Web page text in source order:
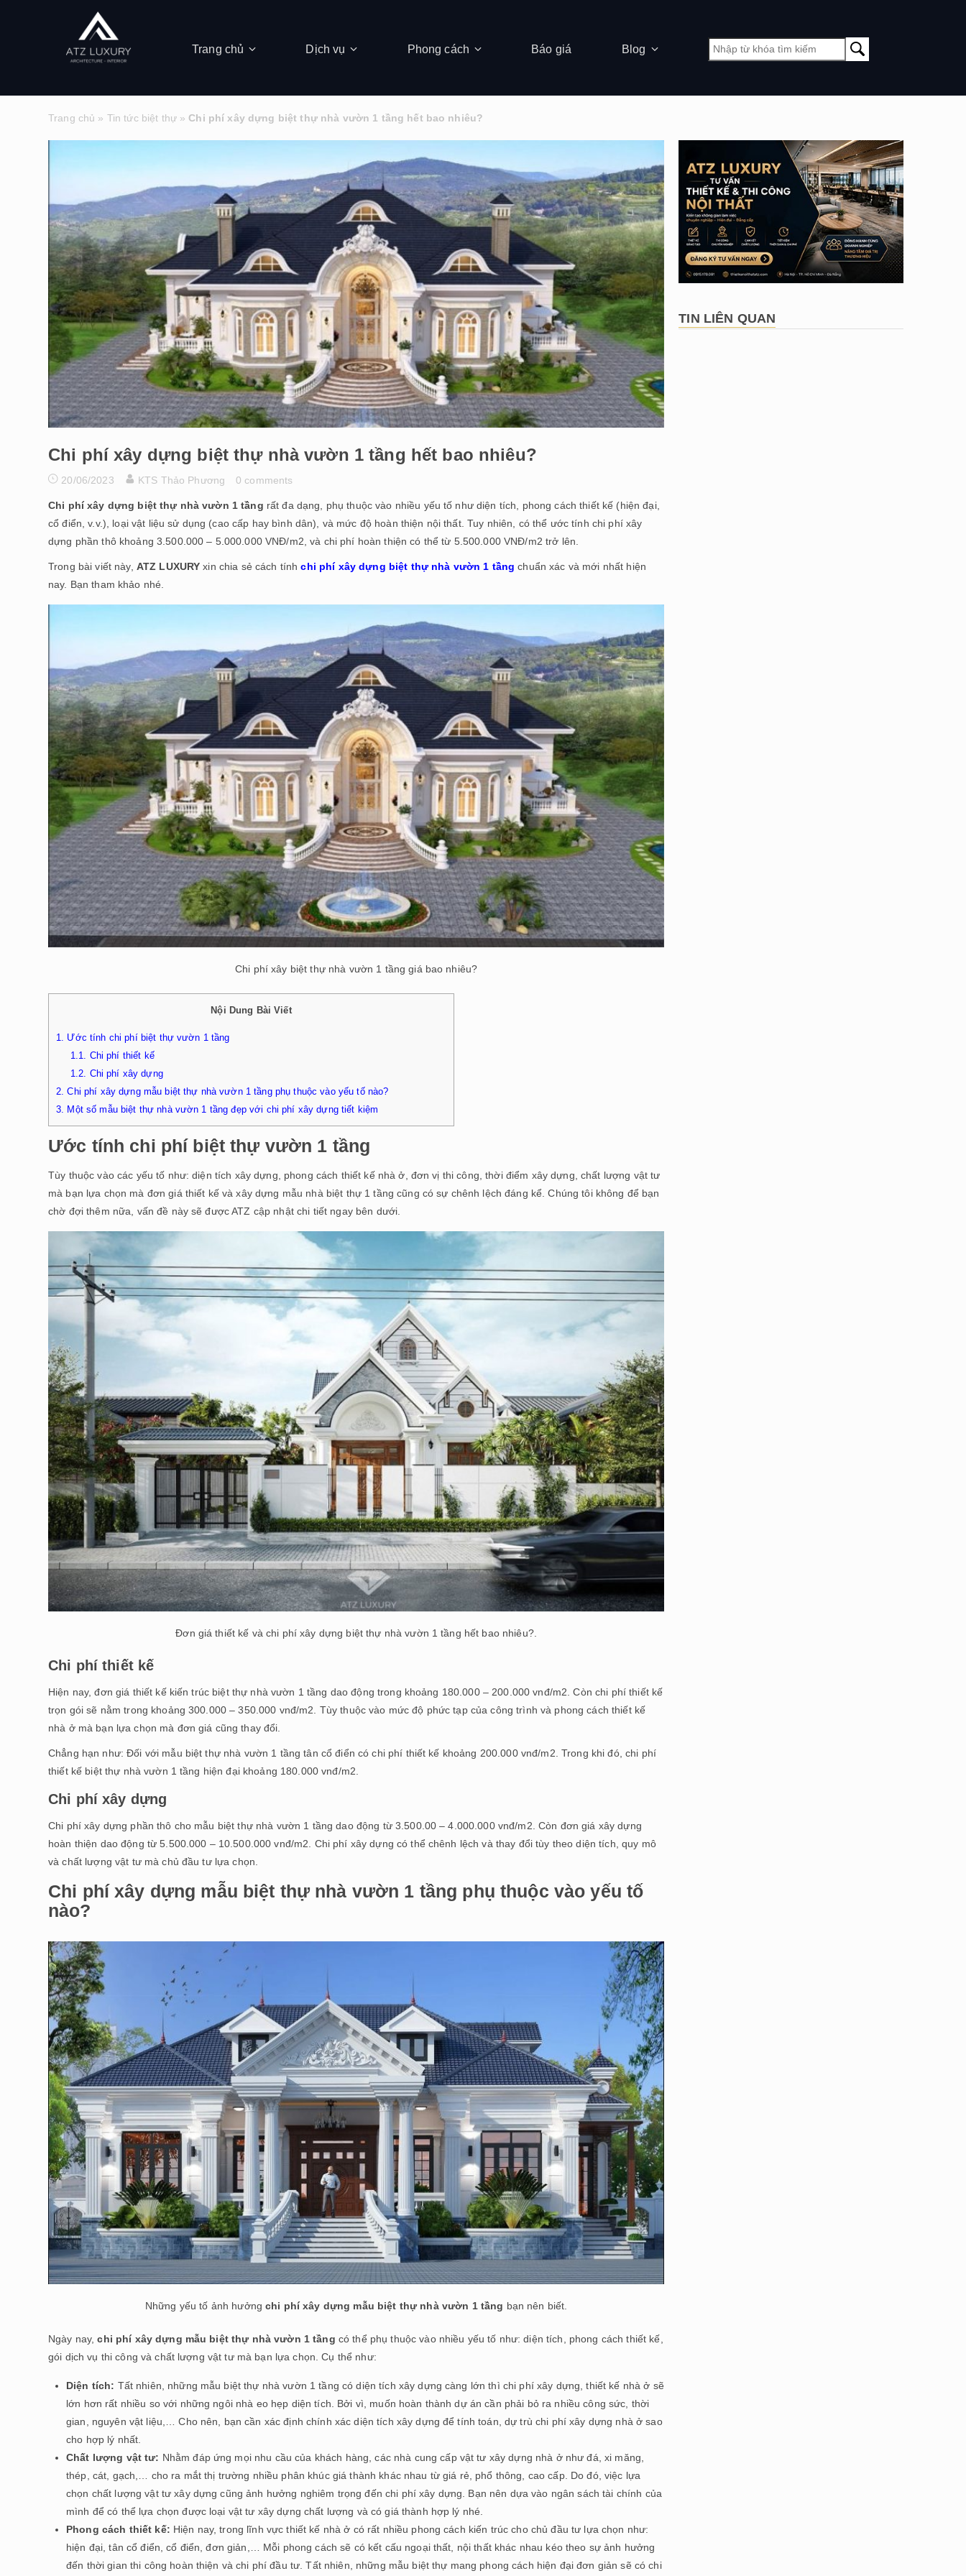
Trang chủ Dịch vụ Phong cách Báo giá Blog
Trang chủ » Tin tức biệt thự» Chi phí xây dựng biệt thự nhà vườn 1 tầng hết bao nhiêu?
Chi phí xây dựng biệt thự nhà vườn 1 tầng hết bao nhiêu?
20/06/2023 KTS Thảo Phương 0 comments
Chi phí xây dựng biệt thự nhà vườn 1 tầng rất đa dạng, phụ thuộc vào nhiều yếu tố như diện tích, phong cách thiết kế (hiện đại,
cổ điển, v.v.), loại vật liệu sử dụng (cao cấp hay bình dân), và mức độ hoàn thiện nội thất. Tuy nhiên, có thể ước tính chi phí xây
dựng phần thô khoảng 3.500.000 – 5.000.000 VNĐ/m2, và chi phí hoàn thiện có thể từ 5.500.000 VNĐ/m2 trở lên.
Trong bài viết này, ATZ LUXURY xin chia sẻ cách tínhchi phí xây dựng biệt thự nhà vườn 1 tầng chuẩn xác và mới nhất hiện
nay. Bạn tham khảo nhé.
Chi phí xây biệt thự nhà vườn 1 tầng giá bao nhiêu?
Nội Dung Bài Viết
1. Ước tính chi phí biệt thự vườn 1 tầng
1.1. Chi phí thiết kế
1.2. Chi phí xây dựng
2. Chi phí xây dựng mẫu biệt thự nhà vườn 1 tầng phụ thuộc vào yếu tố nào?
3. Một số mẫu biệt thự nhà vườn 1 tầng đẹp với chi phí xây dựng tiết kiệm
Ước tính chi phí biệt thự vườn 1 tầng
Tùy thuộc vào các yếu tố như: diện tích xây dựng, phong cách thiết kế nhà ở, đơn vị thi công, thời điểm xây dựng, chất lượng vật tư
mà bạn lựa chọn mà đơn giá thiết kế và xây dựng mẫu nhà biệt thự 1 tầng cũng có sự chênh lệch đáng kể. Chúng tôi không để bạn
chờ đợi thêm nữa, vấn đề này sẽ được ATZ cập nhật chi tiết ngay bên dưới.
Đơn giá thiết kế và chi phí xây dựng biệt thự nhà vườn 1 tầng hết bao nhiêu?.
Chi phí thiết kế
Hiện nay, đơn giá thiết kế kiến trúc biệt thự nhà vườn 1 tầng dao động trong khoảng 180.000 – 200.000 vnđ/m2. Còn chi phí thiết kế
trọn gói sẽ nằm trong khoảng 300.000 – 350.000 vnđ/m2. Tùy thuộc vào mức độ phức tạp của công trình và phong cách thiết kế
nhà ở mà bạn lựa chọn mà đơn giá cũng thay đổi.
Chẳng hạn như: Đối với mẫu biệt thự nhà vườn 1 tầng tân cổ điển có chi phí thiết kế khoảng 200.000 vnđ/m2. Trong khi đó, chi phí
thiết kế biệt thự nhà vườn 1 tầng hiện đại khoảng 180.000 vnđ/m2.
Chi phí xây dựng
Chi phí xây dựng phần thô cho mẫu biệt thự nhà vườn 1 tầng dao động từ 3.500.00 – 4.000.000 vnđ/m2. Còn đơn giá xây dựng
hoàn thiện dao động từ 5.500.000 – 10.500.000 vnđ/m2. Chi phí xây dựng có thể chênh lệch và thay đổi tùy theo diện tích, quy mô
và chất lượng vật tư mà chủ đầu tư lựa chọn.
Chi phí xây dựng mẫu biệt thự nhà vườn 1 tầng phụ thuộc vào yếu tố
nào?
Những yếu tố ảnh hưởngchi phí xây dựng mẫu biệt thự nhà vườn 1 tầng bạn nên biết.
Ngày nay,chi phí xây dựng mẫu biệt thự nhà vườn 1 tầng có thể phụ thuộc vào nhiều yếu tố như: diện tích, phong cách thiết kế,
gói dịch vụ thi công và chất lượng vật tư mà bạn lựa chọn. Cụ thể như:
Diện tích: Tất nhiên, những mẫu biệt thự nhà vườn 1 tầng có diện tích xây dựng càng lớn thì chi phí xây dựng, thiết kế nhà ở sẽ
lớn hơn rất nhiều so với những ngôi nhà eo hẹp diện tích. Bởi vì, muốn hoàn thành dự án cần phải bỏ ra nhiều công sức, thời
gian, nguyên vật liệu,… Cho nên, bạn cần xác định chính xác diện tích xây dựng để tính toán, dự trù chi phí xây dựng nhà ở sao
cho hợp lý nhất.
Chất lượng vật tư: Nhằm đáp ứng mọi nhu cầu của khách hàng, các nhà cung cấp vật tư xây dựng nhà ở như đá, xi măng,
thép, cát, gạch,… cho ra mắt thị trường nhiều phân khúc giá thành khác nhau từ giá rẻ, phổ thông, cao cấp. Do đó, việc lựa
chọn chất lượng vật tư xây dựng cũng ảnh hưởng nghiêm trọng đến chi phí xây dựng. Bạn nên dựa vào ngân sách tài chính của
mình để có thể lựa chọn được loại vật tư xây dựng chất lượng và có giá thành hợp lý nhé.
Phong cách thiết kế: Hiện nay, trong lĩnh vực thiết kế nhà ở có rất nhiều phong cách kiến trúc cho chủ đầu tư lựa chọn như:
hiện đại, tân cổ điển, cổ điển, đơn giản,… Mỗi phong cách sẽ có kết cấu ngoại thất, nội thất khác nhau kéo theo sự ảnh hưởng
đến thời gian thi công hoàn thiện và chi phí đầu tư. Tất nhiên, những mẫu biệt thự mang phong cách hiện đại đơn giản sẽ có chi
TIN LIÊN QUAN